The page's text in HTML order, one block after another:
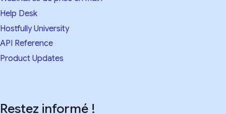
Help Desk
Hostfully University
API Reference
Product Updates
Restez informé !